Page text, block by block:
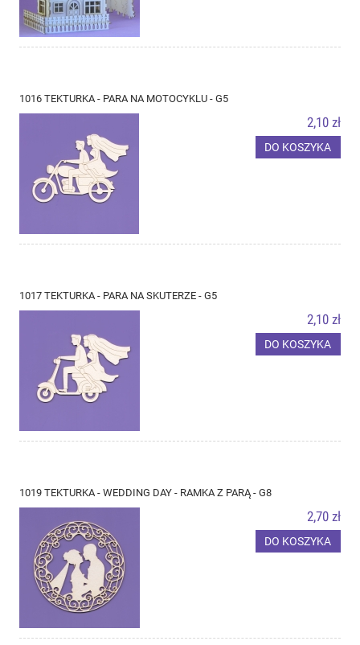
1016 TEKTURKA - PARA NA MOTOCYKLU - G5
2,10 zł
DO KOSZYKA
1017 TEKTURKA - PARA NA SKUTERZE - G5
2,10 zł
DO KOSZYKA
1019 TEKTURKA - WEDDING DAY - RAMKA Z PARĄ - G8
2,70 zł
DO KOSZYKA